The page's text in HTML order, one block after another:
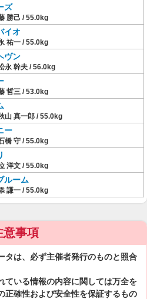
ズ
勝己 / 55.0kg
イオ
祐一 / 55.0kg
ヴン
永 幹夫 / 56.0kg
哲三 / 53.0kg
山 真一郎 / 55.0kg
ー
橋 守 / 55.0kg
洋文 / 55.0kg
ルーム
謙一 / 55.0kg
意事項
タは、必ず主催者発行のものと照合
ている情報の内容に関しては万全を
正確性および安全性を保証するもの